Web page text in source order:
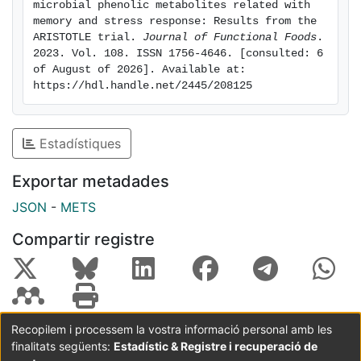
microbial phenolic metabolites related with
memory and stress response: Results from the
ARISTOTLE trial. Journal of Functional Foods .
2023. Vol. 108. ISSN 1756-4646. [consulted: 6
of August of 2026]. Available at:
https://hdl.handle.net/2445/208125
Estadístiques
Exportar metadades
JSON - METS
Compartir registre
Coordinació:CRAI UB Avís legal
Metadades
Recopilem i processem la vostra informació personal amb les
finalitats següents: Estadístic & Registre i recuperació de